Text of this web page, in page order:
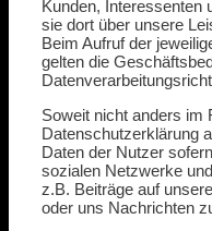
Kunden, Interessenten
sie dort über unsere
Beim Aufruf der
gelten die
Soweit nicht anders im
Datenschutzerklärung
Daten der Nutzer
sozialen Netzwerke
z.B. Beiträge auf
oder uns Nachrichten